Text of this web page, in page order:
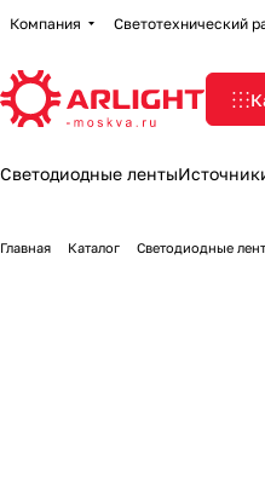
Компания Светотехнический
Светодиодные ленты
Главная Каталог Светодиодные